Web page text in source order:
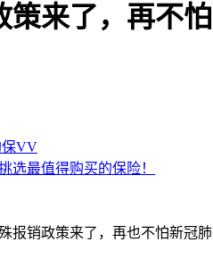
策来了，再不
保VV
选最值得购买的保险！
报销政策来了，再也不怕新冠肺